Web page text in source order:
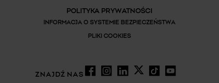
POLITYKA PRYWATNOŚCI
INFORMACJA O SYSTEMIE BEZPIECZEŃSTWA
PLIKI COOKIES
ZNAJDŹ NAS